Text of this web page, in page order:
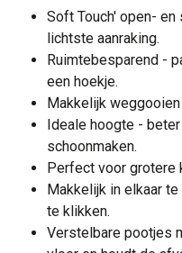
Soft Touch' open-
lichtste aanraking.
Ruimtebesparend -
een hoekje.
Makkelijk
Ideale hoogte -
schoonmaken.
Perfect voor grotere
Makkelijk in elkaar
te klikken.
Verstelbare pootjes